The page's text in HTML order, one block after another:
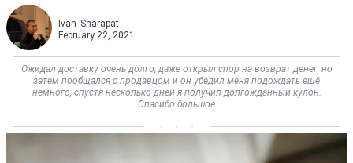
Ivan_Sharapat
February 22, 2021
Ожидал доставку очень долго, даже открыл спор на возврат денег, но
затем пообщался с продавцом и он убедил меня подождать ещё
немного, спустя несколько дней я получил долгожданный кулон.
Спасибо большое